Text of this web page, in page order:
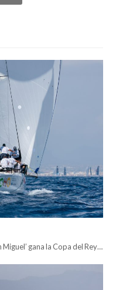
Miguel’ gana la Copa del Rey…